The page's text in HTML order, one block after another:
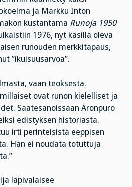
ja Markku Inton
kustantama Runoja 1950
1976, nyt käsillä oleva
runouden merkkitapaus,
”ikuisuusarvoa”.
vaan teoksesta.
ovat runon kielelliset ja
Saatesanoissaan Aronpuro
edistyksen historiasta.
irti perinteisistä eeppisen
Hän ei noudata totuttuja
läpivalaisee